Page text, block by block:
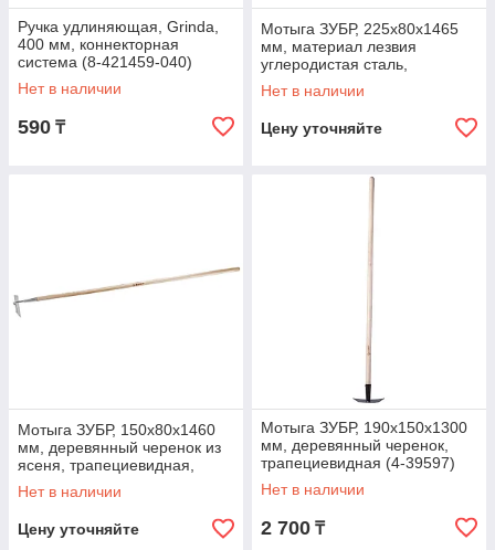
Ручка удлиняющая, Grinda,
400 мм, коннекторная
система (8-421459-040)
Нет в наличии
590 ₸
Мотыга ЗУБР, 225x80x1465
мм, материал лезвия
углеродистая сталь,
алюминиевый черенок
(39596)
Нет в наличии
Цену уточняйте
Мотыга ЗУБР, 150х80х1460
мм, деревянный черенок из
ясеня, трапециевидная,
серия "Эксперт" (4-39487)
Нет в наличии
Цену уточняйте
Мотыга ЗУБР, 190х150х1300
мм, деревянный черенок,
трапециевидная (4-39597)
Нет в наличии
2 700 ₸